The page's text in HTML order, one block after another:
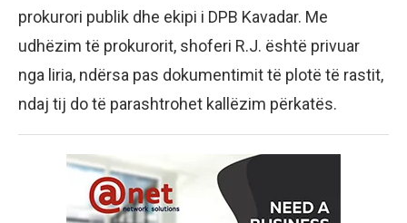
prokurori publik dhe ekipi i DPB Kavadar. Me
udhëzim të prokurorit, shoferi R.J. është privuar
nga liria, ndërsa pas dokumentimit të plotë të rastit,
ndaj tij do të parashtrohet kallëzim përkatës.